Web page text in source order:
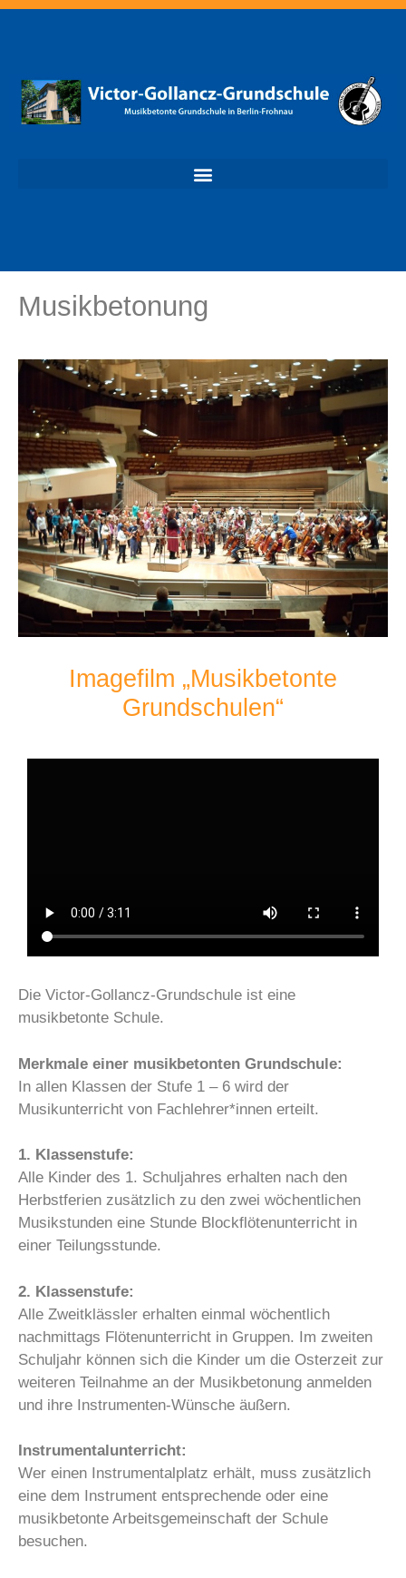
Musikbetonung
Imagefilm „Musikbetonte
Grundschulen“
Die Victor-Gollancz-Grundschule ist eine
musikbetonte Schule.
Merkmale einer musikbetonten Grundschule:
In allen Klassen der Stufe 1 – 6 wird der
Musikunterricht von Fachlehrer*innen erteilt.
1. Klassenstufe:
Alle Kinder des 1. Schuljahres erhalten nach den
Herbstferien zusätzlich zu den zwei wöchentlichen
Musikstunden eine Stunde Blockflötenunterricht in
einer Teilungsstunde.
2. Klassenstufe:
Alle Zweitklässler erhalten einmal wöchentlich
nachmittags Flötenunterricht in Gruppen. Im zweiten
Schuljahr können sich die Kinder um die Osterzeit zur
weiteren Teilnahme an der Musikbetonung anmelden
und ihre Instrumenten-Wünsche äußern.
Instrumentalunterricht:
Wer einen Instrumentalplatz erhält, muss zusätzlich
eine dem Instrument entsprechende oder eine
musikbetonte Arbeitsgemeinschaft der Schule
besuchen.